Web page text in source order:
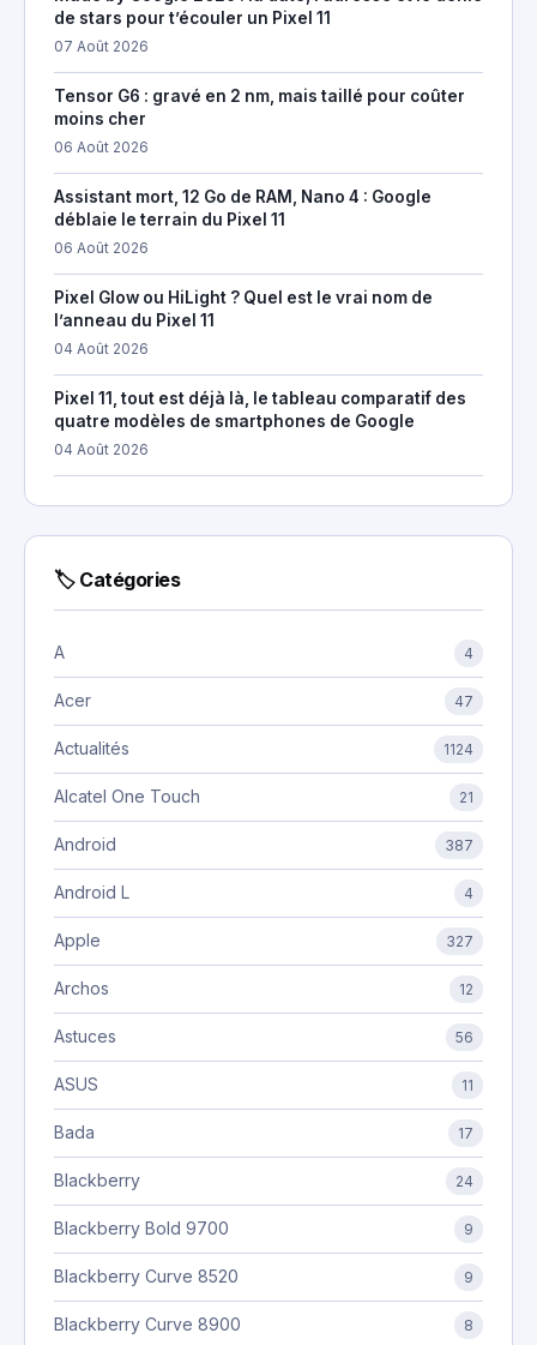
de stars pour t’écouler un Pixel 11
07 Août 2026
Tensor G6 : gravé en 2 nm, mais taillé pour coûter
moins cher
06 Août 2026
Assistant mort, 12 Go de RAM, Nano 4 : Google
déblaie le terrain du Pixel 11
06 Août 2026
Pixel Glow ou HiLight ? Quel est le vrai nom de
l’anneau du Pixel 11
04 Août 2026
Pixel 11, tout est déjà là, le tableau comparatif des
quatre modèles de smartphones de Google
04 Août 2026
🏷 Catégories
A 4
Acer 47
Actualités 1124
Alcatel One Touch 21
Android 387
Android L 4
Apple 327
Archos 12
Astuces 56
ASUS 11
Bada 17
Blackberry 24
Blackberry Bold 9700 9
Blackberry Curve 8520 9
Blackberry Curve 8900 8